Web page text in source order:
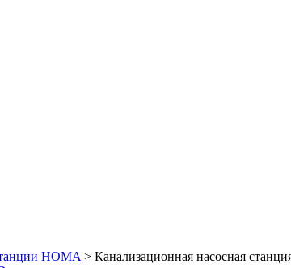
HOMA > Канализационная насосная